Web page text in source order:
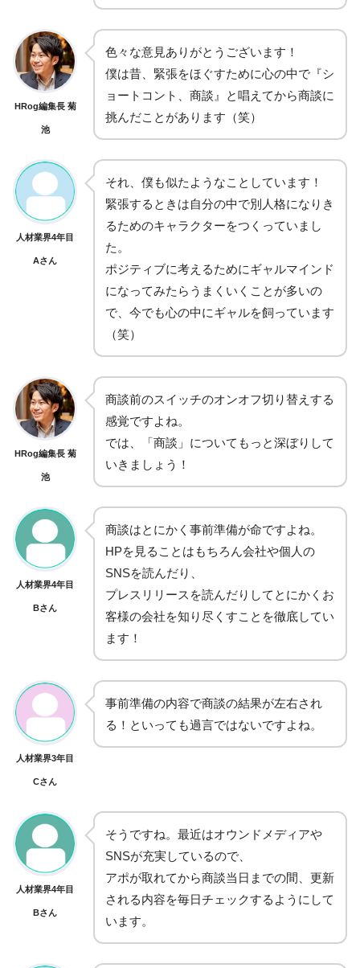
HRog編集長 菊
池
色々な意見ありがとうございます！
僕は昔、緊張をほぐすために心の中で『シ
ョートコント、商談』と唱えてから商談に
挑んだことがあります（笑）
人材業界4年目
Aさん
それ、僕も似たようなことしています！
緊張するときは自分の中で別人格になりき
るためのキャラクターをつくっていまし
た。
ポジティブに考えるためにギャルマインド
になってみたらうまくいくことが多いの
で、今でも心の中にギャルを飼っています
（笑）
HRog編集長 菊
池
商談前のスイッチのオンオフ切り替えする
感覚ですよね。
では、「商談」についてもっと深ぼりして
いきましょう！
人材業界4年目
Bさん
商談はとにかく事前準備が命ですよね。
HPを見ることはもちろん会社や個人の
SNSを読んだり、
プレスリリースを読んだりしてとにかくお
客様の会社を知り尽くすことを徹底してい
ます！
人材業界3年目
Cさん
事前準備の内容で商談の結果が左右され
る！といっても過言ではないですよね。
人材業界4年目
Bさん
そうですね。最近はオウンドメディアや
SNSが充実しているので、
アポが取れてから商談当日までの間、更新
される内容を毎日チェックするようにして
います。